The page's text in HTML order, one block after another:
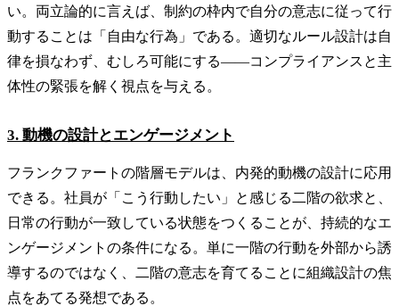
い。両立論的に言えば、制約の枠内で自分の意志に従って行
動することは「自由な行為」である。適切なルール設計は自
律を損なわず、むしろ可能にする——コンプライアンスと主
体性の緊張を解く視点を与える。
3. 動機の設計とエンゲージメント
フランクファートの階層モデルは、内発的動機の設計に応用
できる。社員が「こう行動したい」と感じる二階の欲求と、
日常の行動が一致している状態をつくることが、持続的なエ
ンゲージメントの条件になる。単に一階の行動を外部から誘
導するのではなく、二階の意志を育てることに組織設計の焦
点をあてる発想である。